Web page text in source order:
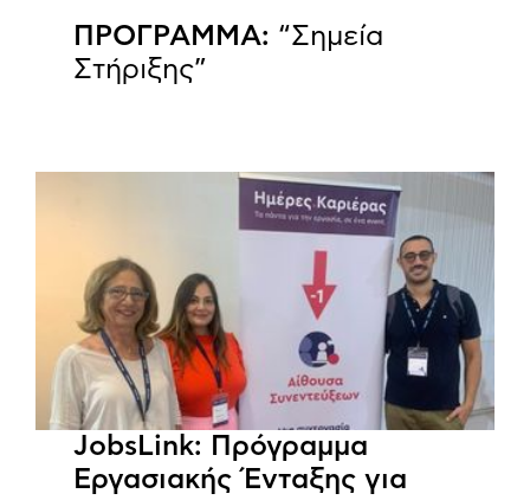
ΠΡΟΓΡΑΜΜΑ: “Σημεία
Στήριξης”
JobsLink: Πρόγραμμα
Εργασιακής Ένταξης για